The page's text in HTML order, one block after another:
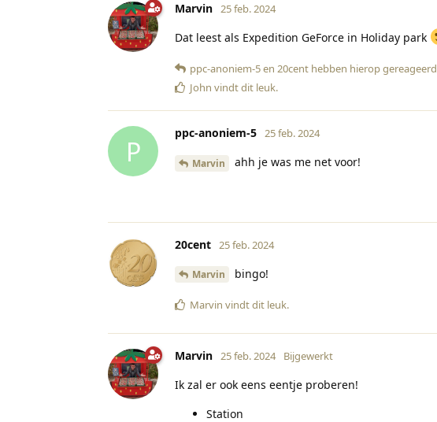
Marvin 25 feb. 2024
Dat leest als Expedition GeForce in Holiday park
ppc-anoniem-5en 20cent hebben hierop gereageerd
John vindt dit leuk.
P
ppc-anoniem-5 25 feb. 2024
Marvin ahh je was me net voor!
20cent 25 feb. 2024
Marvin bingo!
Marvin vindt dit leuk.
Marvin 25 feb. 2024 Bijgewerkt
Ik zal er ook eens eentje proberen!
Station